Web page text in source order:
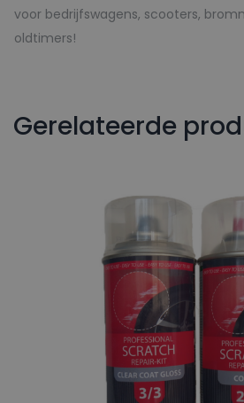
voor bedrijfswagens, scooters,
oldtimers!
Gerelateerde